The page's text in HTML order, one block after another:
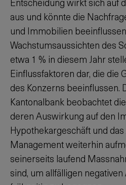
aus und könnte die
und Immobilien
Wachstumsaussichten des
etwa 1 % in diesem Jahr
Einflussfaktoren dar, die die
des Konzerns beeinflussen.
Kantonalbank beobachtet
deren Auswirkung auf den
Hypothekargeschäft und
Management weiterhin
seinerseits laufend
sind, um allfälligen